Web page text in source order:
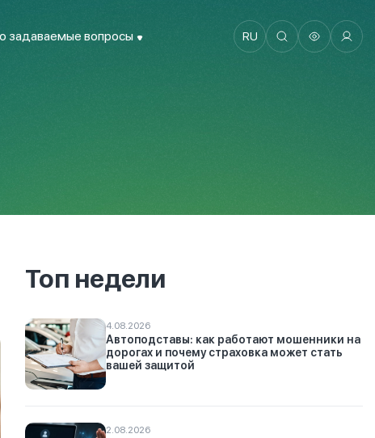
задаваемые вопросы RU
Топ недели
4.08.2026
Автоподставы: как работают мошенники на
дорогах и почему страховка может стать
вашей защитой
2.08.2026